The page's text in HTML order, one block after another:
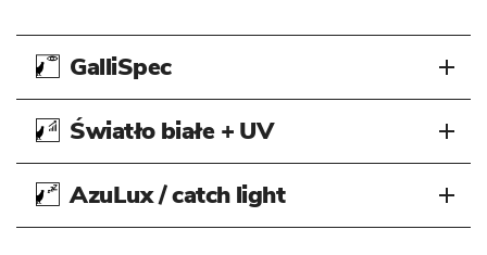
GalliSpec
Światło białe + UV
AzuLux / catch light